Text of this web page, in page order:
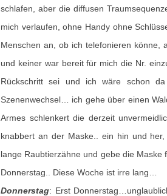
schlafen, aber die diffusen
mich verlaufen, ohne Handy ohne
Menschen an, ob ich telefonieren könne,
und keiner war bereit für mich die Nr.
Rückschritt sei und ich wäre schon
Szenenwechsel… ich gehe über einen
Armes schlenkert die derzeit
knabbert an der Maske.. ein hin und
lange Raubtierzähne und gebe die
Donnerstag.. Diese Woche ist irre lang…
Donnerstag: Erst